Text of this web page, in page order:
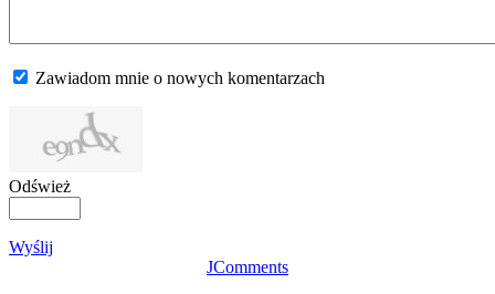
Zawiadom mnie o nowych komentarzach
Odśwież
Wyślij
JComments